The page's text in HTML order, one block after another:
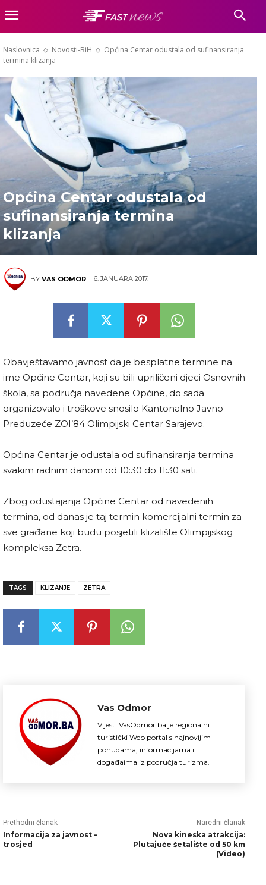
Naslovnica Novosti-BiH
Općina Centar odustala od sufinansiranja
termina klizanja
Općina Centar odustala od
sufinansiranja termina
klizanja
BY VAS ODMOR 6. JANUARA 2017.
Obavještavamo javnost da je besplatne termine na
ime Općine Centar, koji su bili upriličeni djeci Osnovnih
škola, sa područja navedene Općine, do sada
organizovalo i troškove snosilo Kantonalno Javno
Preduzeće ZOI’84 Olimpijski Centar Sarajevo.
Općina Centar je odustala od sufinansiranja termina
svakim radnim danom od 10:30 do 11:30 sati.
Zbog odustajanja Općine Centar od navedenih
termina, od danas je taj termin komercijalni termin za
sve građane koji budu posjetili klizalište Olimpijskog
kompleksa Zetra.
TAGS KLIZANJE ZETRA
Vas Odmor
Vijesti.VasOdmor.ba je regionalni
turistički Web portal s najnovijim
ponudama, informacijama i
događaima iz područja turizma.
Prethodni članak
Informacija za javnost –
trosjed
Naredni članak
Nova kineska atrakcija:
Plutajuće šetalište od 50 km
(Video)